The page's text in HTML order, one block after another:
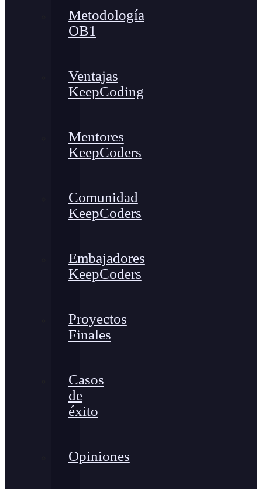
Metodología
OB1
Ventajas
KeepCoding
Mentores
KeepCoders
Comunidad
KeepCoders
Embajadores
KeepCoders
Proyectos
Finales
Casos
de
éxito
Opiniones